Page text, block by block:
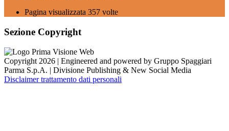
Pagina visualizzata 357 volte
Sezione Copyright
Copyright 2026 | Engineered and powered by Gruppo Spaggiari
Parma S.p.A. | Divisione Publishing & New Social Media
Disclaimer trattamento dati personali